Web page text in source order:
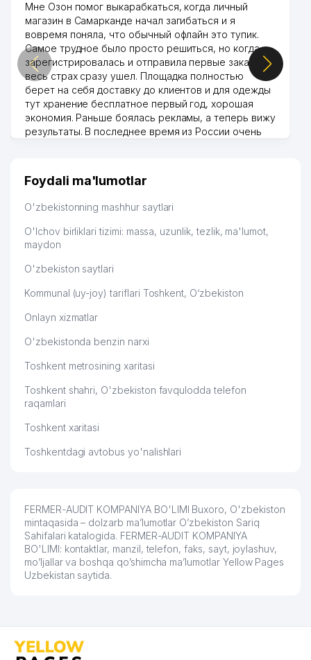
Мне Озон помог выкарабкаться, когда личный
магазин в Самарканде начал загибаться и я
вовремя поняла, что обычный офлайн это тупик.
Самое трудное было просто решиться, но когда
зарегистрировалась и отправила первые заказы,
весь страх сразу ушел. Площадка полностью
берет на себя доставку до клиентов и для одежды
тут хранение бесплатное первый год, хорошая
экономия. Раньше боялась рекламы, а теперь вижу
результаты. В последнее время из России очень
дальше развиваюсь потихоньку😊
Hamida 03.08.2026 12:45:39
Foydali ma'lumotlar
O'zbekistonning mashhur saytlari
O'lchov birliklari tizimi: massa, uzunlik, tezlik, ma'lumot,
maydon
O'zbekiston saytlari
Kommunal (uy-joy) tariflari Toshkent, O‘zbekiston
Onlayn xizmatlar
O'zbekistonda benzin narxi
Toshkent metrosining xaritasi
Toshkent shahri, O'zbekiston favqulodda telefon
raqamlari
Toshkent xaritasi
Toshkentdagi avtobus yo'nalishlari
FERMER-AUDIT KOMPANIYA BO'LIMI Buxoro, O'zbekiston
mintaqasida – dolzarb ma’lumotlar O’zbekiston Sariq
Sahifalari katalogida. FERMER-AUDIT KOMPANIYA
BO'LIMI: kontaktlar, manzil, telefon, faks, sayt, joylashuv,
mo’ljallar va boshqa qo’shimcha ma’lumotlar Yellow Pages
Uzbekistan saytida.